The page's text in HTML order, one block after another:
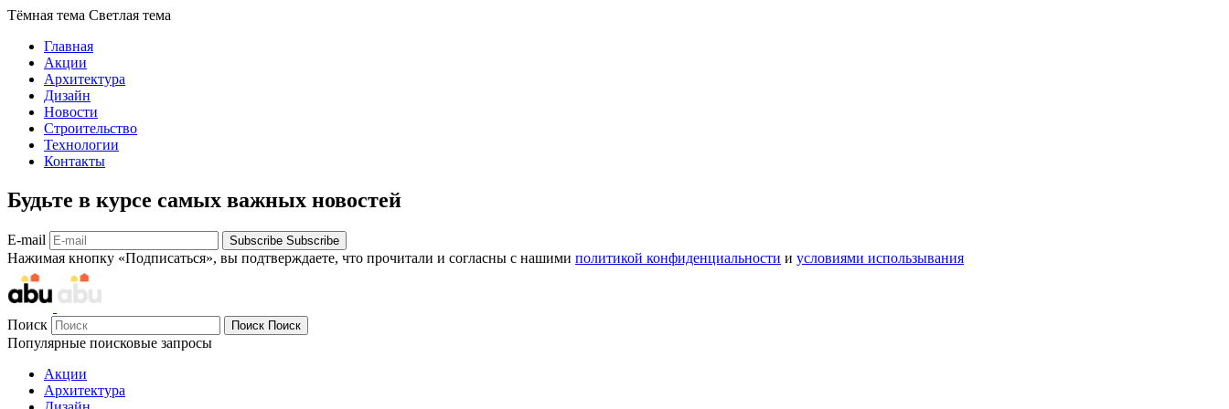
Тёмная тема Светлая тема
Главная
Акции
Архитектура
Дизайн
Новости
Строительство
Технологии
Контакты
Будьте в курсе самых важных новостей
E-mail Subscribe Subscribe
Нажимая кнопку «Подписаться», вы подтверждаете, что прочитали и согласны с нашими политикой конфиденциальности и условиями использывания
Поиск Поиск Поиск
Популярные поисковые запросы
Акции
Архитектура